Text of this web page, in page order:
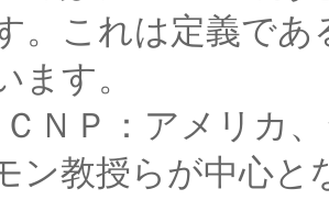
。これは定義で
ます。
Ｐ：アメリカ、
ン教授らが中心